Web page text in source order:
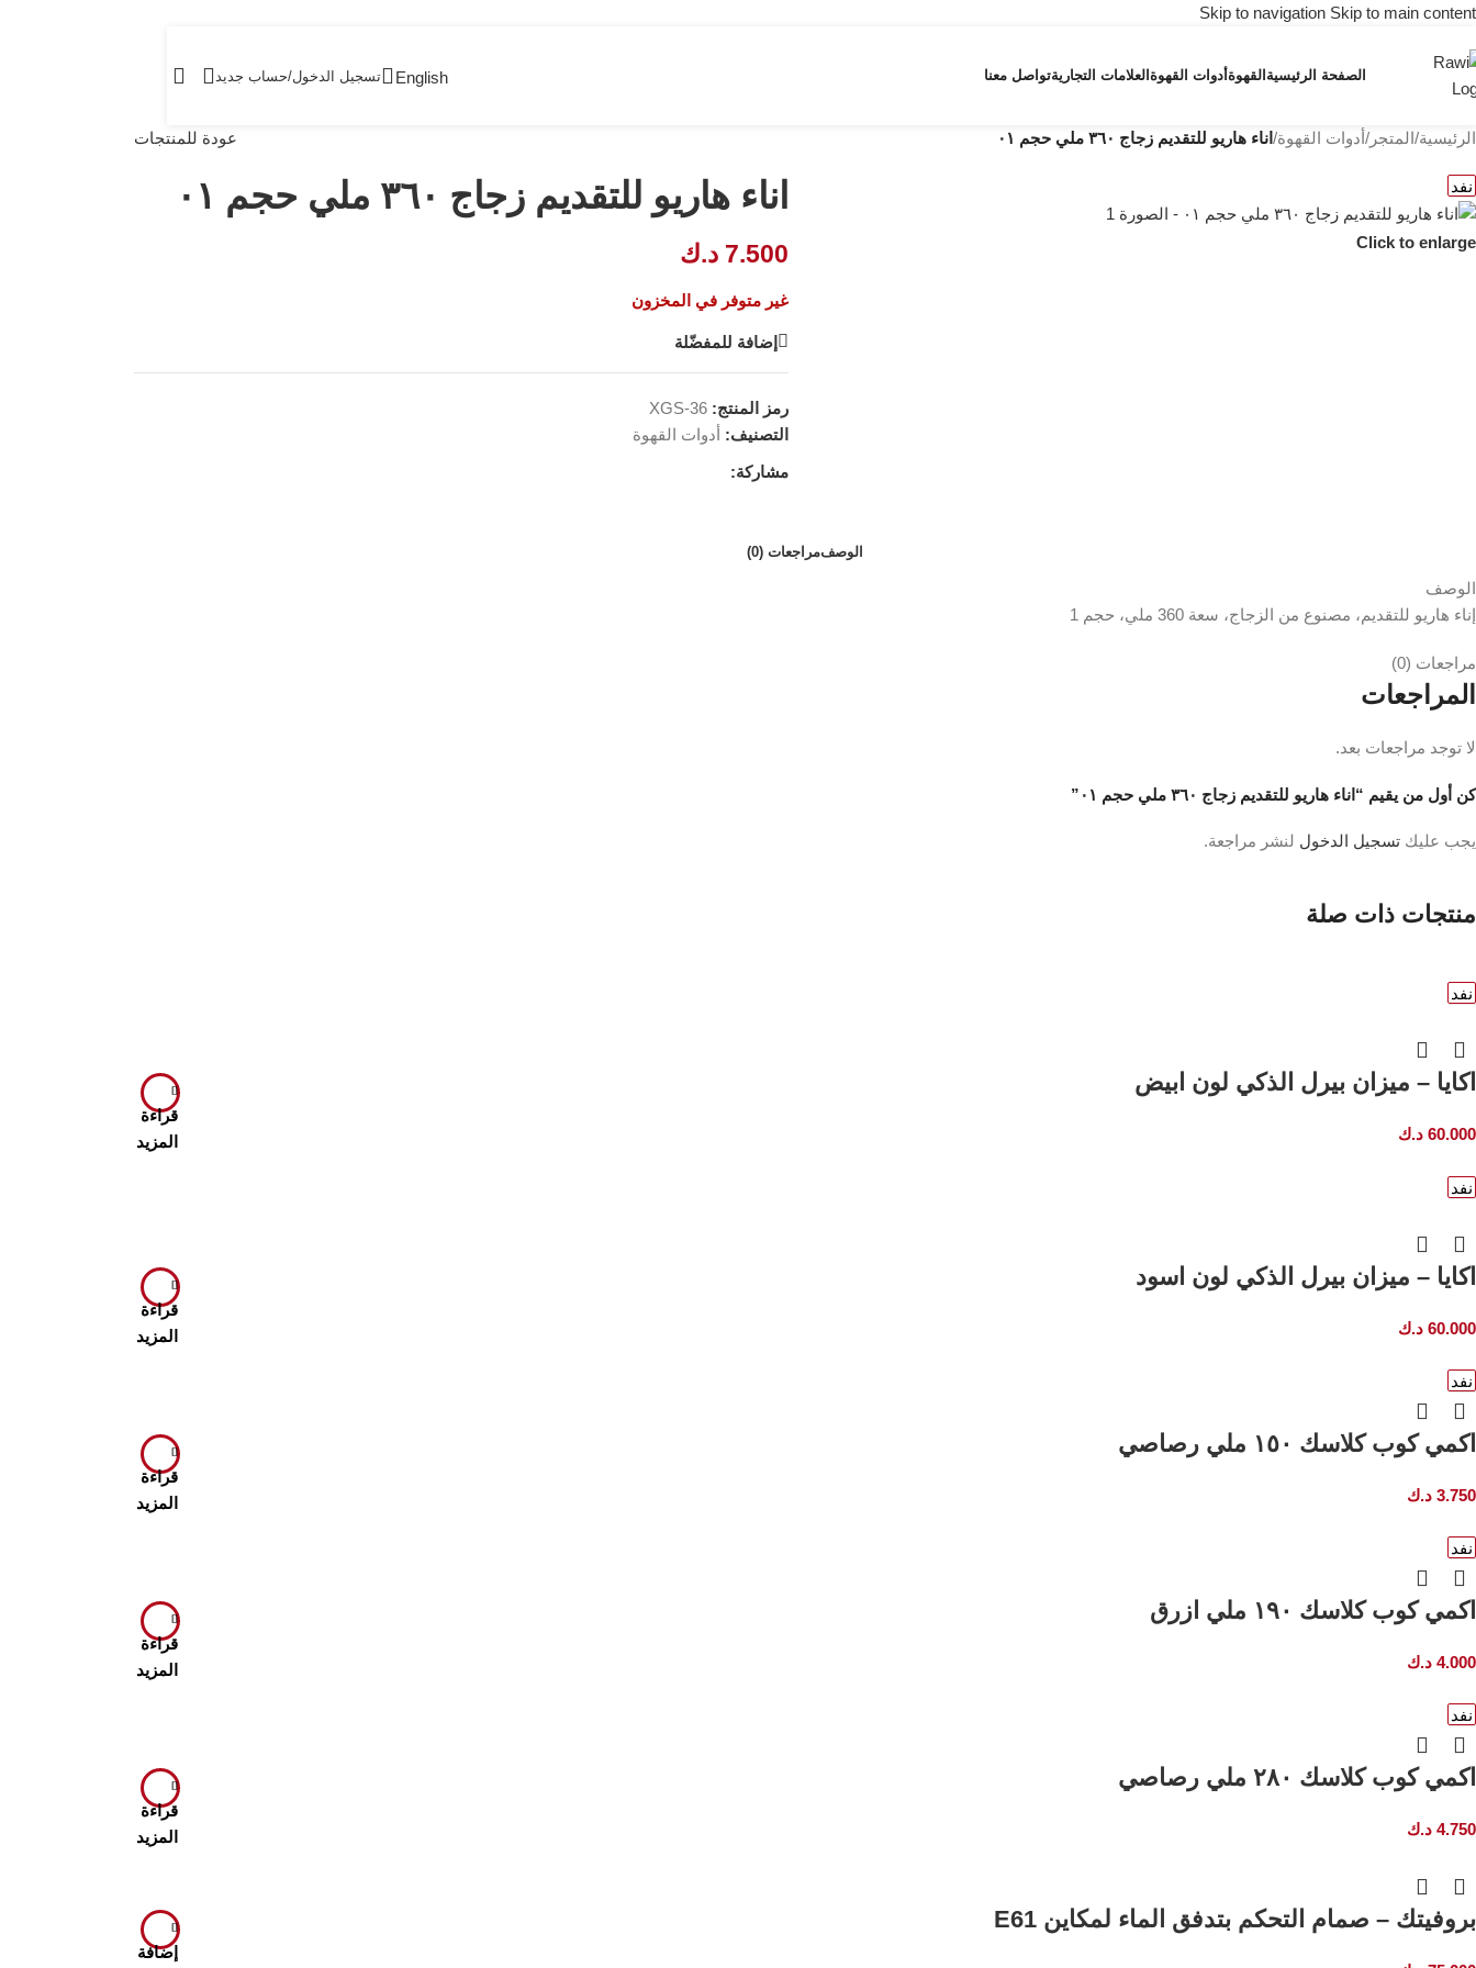
Skip to navigation Skip to main content
الصفحة الرئيسية القهوة أدوات القهوة العلامات التجاريةتواصل معنا English تسجيل الدخول/حساب جديد
الرئيسية/المتجر /أدوات القهوة/ اناء هاريو للتقديم زجاج ٣٦٠ ملي حجم ٠١ عودة للمنتجات
نفد
Click to enlarge
اناء هاريو للتقديم زجاج ٣٦٠ ملي حجم ٠١
7.500 د.ك
غير متوفر في المخزون
إضافة للمفضّلة
رمز المنتج: XGS-36
التصنيف: أدوات القهوة
مشاركة:
الوصفمراجعات (0)
الوصف
إناء هاريو للتقديم، مصنوع من الزجاج، سعة 360 ملي، حجم 1
مراجعات (0)
المراجعات
لا توجد مراجعات بعد.
كن أول من يقيم “اناء هاريو للتقديم زجاج ٣٦٠ ملي حجم ٠١”
يجب عليك تسجيل الدخول لنشر مراجعة.
منتجات ذات صلة
نفد
قراءة
المزيد
اكايا – ميزان بيرل الذكي لون ابيض
60.000 د.ك
نفد
قراءة
المزيد
اكايا – ميزان بيرل الذكي لون اسود
60.000 د.ك
نفد
قراءة
المزيد
اكمي كوب كلاسك ١٥٠ ملي رصاصي
3.750 د.ك
نفد
قراءة
المزيد
اكمي كوب كلاسك ١٩٠ ملي ازرق
4.000 د.ك
نفد
قراءة
المزيد
اكمي كوب كلاسك ٢٨٠ ملي رصاصي
4.750 د.ك
إضافة
بروفيتك – صمام التحكم بتدفق الماء لمكاين E61